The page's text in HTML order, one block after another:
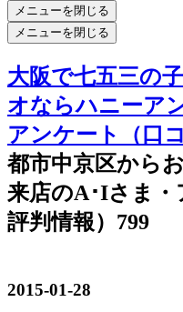
メニューを閉じる
メニューを閉じる
大阪で七五三の
オならハニーア
アンケート（口
都市中京区から
来店のA･Iさま・
評判情報）799
2015-01-28